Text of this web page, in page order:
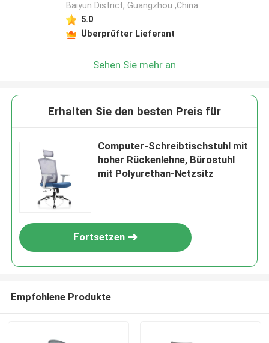
Baiyun District, Guangzhou ,China
5.0
Überprüfter Lieferant
Sehen Sie mehr an
Erhalten Sie den besten Preis für
Computer-Schreibtischstuhl mit
hoher Rückenlehne, Bürostuhl
mit Polyurethan-Netzsitz
Fortsetzen
Empfohlene Produkte